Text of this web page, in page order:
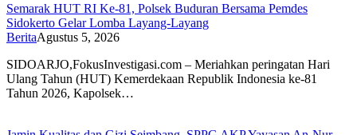
Semarak HUT RI Ke-81, Polsek Buduran Bersama Pemdes
Sidokerto Gelar Lomba Layang-Layang
BeritaAgustus 5, 2026
SIDOARJO,FokusInvestigasi.com – Meriahkan peringatan Hari
Ulang Tahun (HUT) Kemerdekaan Republik Indonesia ke-81
Tahun 2026, Kapolsek…